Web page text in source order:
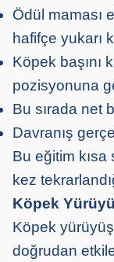
Ödül maması
hafifçe yukarı
Köpek başını
pozisyonuna
Bu sırada net
Davranış
Bu eğitim
kez
Köpek
Köpek
doğrudan